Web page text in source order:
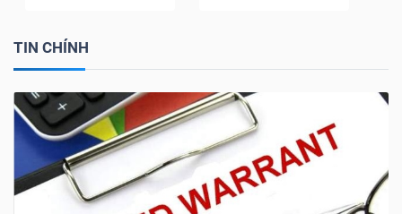
TIN CHÍNH
liệu
tài
chính